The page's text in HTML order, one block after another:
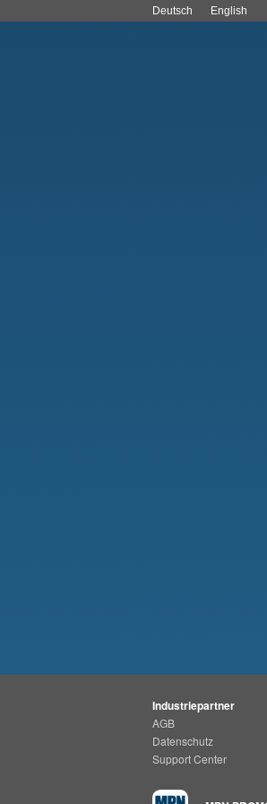
Deutsch English
Industriepartner
AGB
Datenschutz
Support Center